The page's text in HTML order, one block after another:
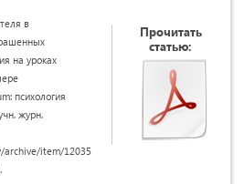
в
на уроках
психология
журн.
archive/item/12035
Прочитать
статью: